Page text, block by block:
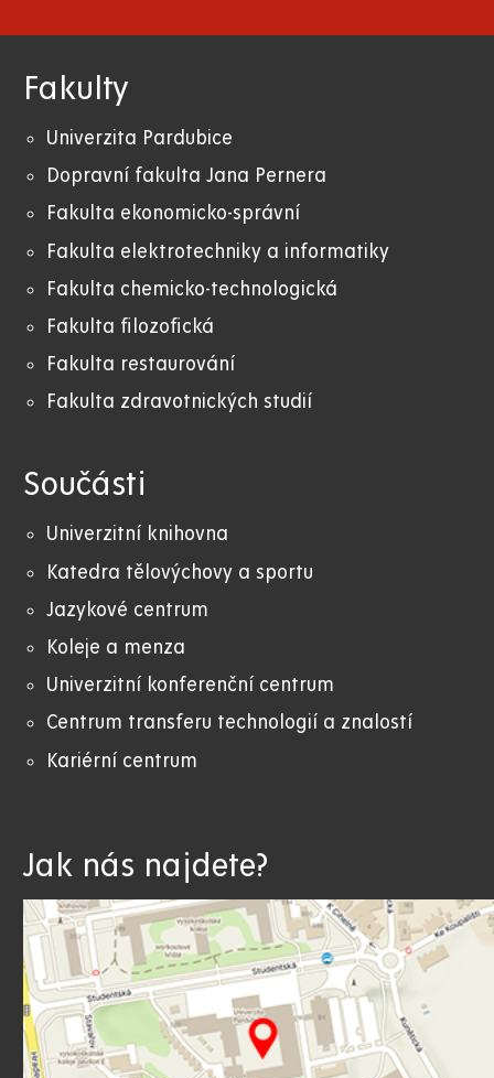
Fakulty
Univerzita Pardubice
Dopravní fakulta Jana Pernera
Fakulta ekonomicko-správní
Fakulta elektrotechniky a informatiky
Fakulta chemicko-technologická
Fakulta filozofická
Fakulta restaurování
Fakulta zdravotnických studií
Součásti
Univerzitní knihovna
Katedra tělovýchovy a sportu
Jazykové centrum
Koleje a menza
Univerzitní konferenční centrum
Centrum transferu technologií a znalostí
Kariérní centrum
Jak nás najdete?